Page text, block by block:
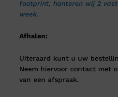
footprint, hanteren wij 2
week.
Afhalen:
Uiteraard kunt u uw
Neem hiervoor contact met
van een afspraak.